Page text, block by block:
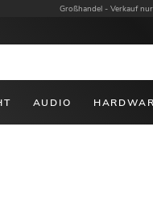
Großhandel - Verkauf
AUDIO